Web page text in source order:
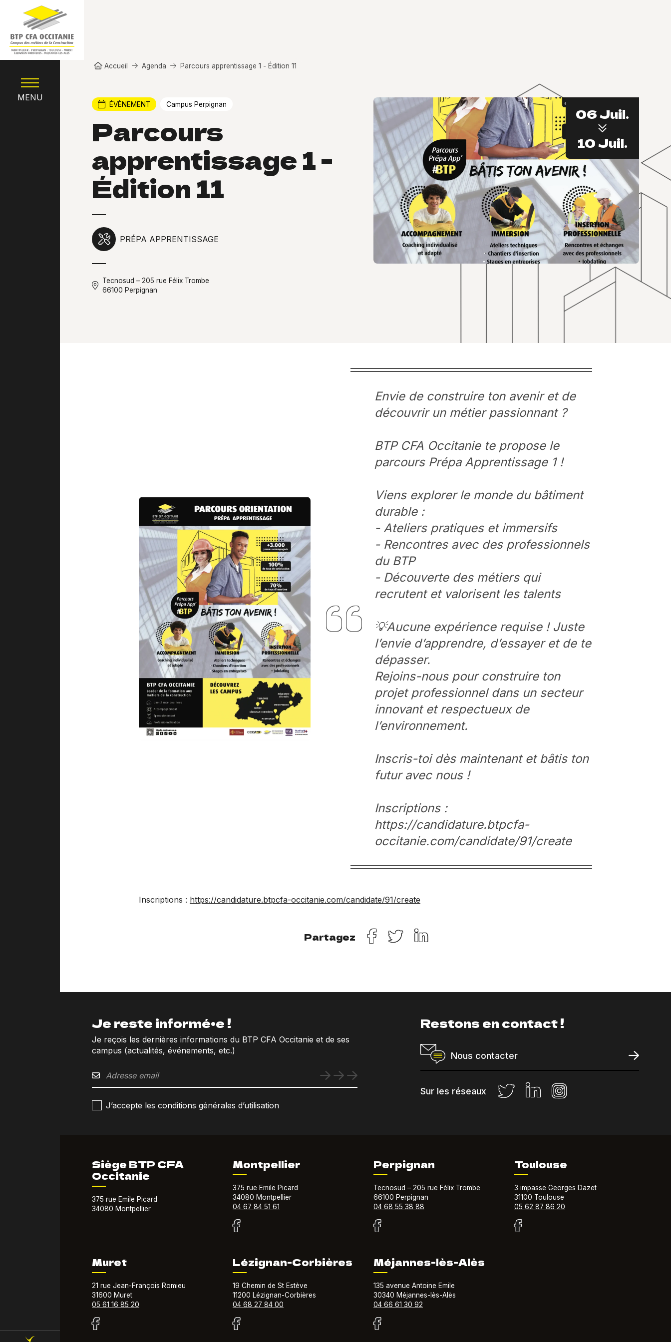
Aller au contenu principal
MENU
Fil d'Ariane
Accueil Agenda Parcours apprentissage 1 - Édition 11
ÉVÈNEMENT Campus Perpignan
Parcours
apprentissage 1 -
Édition 11
PRÉPA APPRENTISSAGE
Tecnosud – 205 rue Félix Trombe
66100 Perpignan
06 Juil.
10 Juil.
Envie de construire ton avenir et de
découvrir un métier passionnant ?
BTP CFA Occitanie te propose le
parcours Prépa Apprentissage 1 !
Viens explorer le monde du bâtiment
durable :
- Ateliers pratiques et immersifs
- Rencontres avec des professionnels
du BTP
- Découverte des métiers qui
recrutent et valorisent les talents
💡Aucune expérience requise ! Juste
l’envie d’apprendre, d’essayer et de te
dépasser.
Rejoins-nous pour construire ton
projet professionnel dans un secteur
innovant et respectueux de
l’environnement.
Inscris-toi dès maintenant et bâtis ton
futur avec nous !
Inscriptions :
https://candidature.btpcfa-
occitanie.com/candidate/91/create
Inscriptions : https://candidature.btpcfa-occitanie.com/candidate/91/create
Partagez
Je reste informé•e !
Je reçois les dernières informations du BTP CFA Occitanie et de ses
campus (actualités, événements, etc.)
J’accepte les conditions générales d’utilisation
Restons en contact !
Nous contacter
Sur les réseaux
Siège BTP CFA
Occitanie
375 rue Emile Picard
34080 Montpellier
Montpellier
375 rue Emile Picard
34080 Montpellier
04 67 84 51 61
Perpignan
Tecnosud – 205 rue Félix Trombe
66100 Perpignan
04 68 55 38 88
Toulouse
3 impasse Georges Dazet
31100 Toulouse
05 62 87 86 20
Muret
21 rue Jean-François Romieu
31600 Muret
05 61 16 85 20
Lézignan-Corbières
19 Chemin de St Estève
11200 Lézignan-Corbières
04 68 27 84 00
Méjannes-lès-Alès
135 avenue Antoine Emile
30340 Méjannes-lès-Alès
04 66 61 30 92